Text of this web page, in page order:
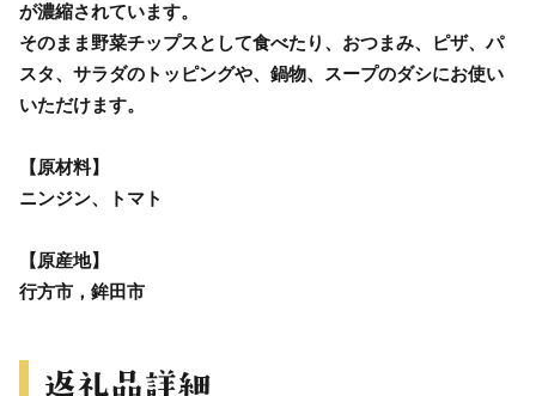
が濃縮されています。
そのまま野菜チップスとして食べたり、おつまみ、ピザ、パ
スタ、サラダのトッピングや、鍋物、スープのダシにお使い
いただけます。
【原材料】
ニンジン、トマト
【原産地】
行方市，鉾田市